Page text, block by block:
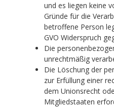
und es liegen keine
Gründe für die
betroffene Person
GVO Widerspruch
Die
unrechtmäßig
Die Löschung der
zur Erfüllung einer
dem Unionsrecht
Mitgliedstaaten